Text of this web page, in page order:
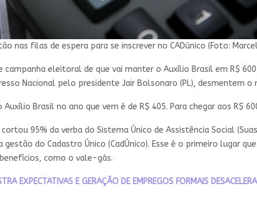
nas filas de espera para se inscrever no CADúnico (Foto:
campanha eleitoral de que vai manter o Auxílio Brasil em R$
Nacional pelo presidente Jair Bolsonaro (PL), desmentem o
Brasil no ano que vem é de R$ 405. Para chegar aos R$
95% da verba do Sistema Único de Assistência Social
gestão do Cadastro Único (CadÚnico). Esse é o primeiro lugar
como o vale-gás.
EXPECTATIVAS E GERAÇÃO DE EMPREGOS FORMAIS DESACELERA